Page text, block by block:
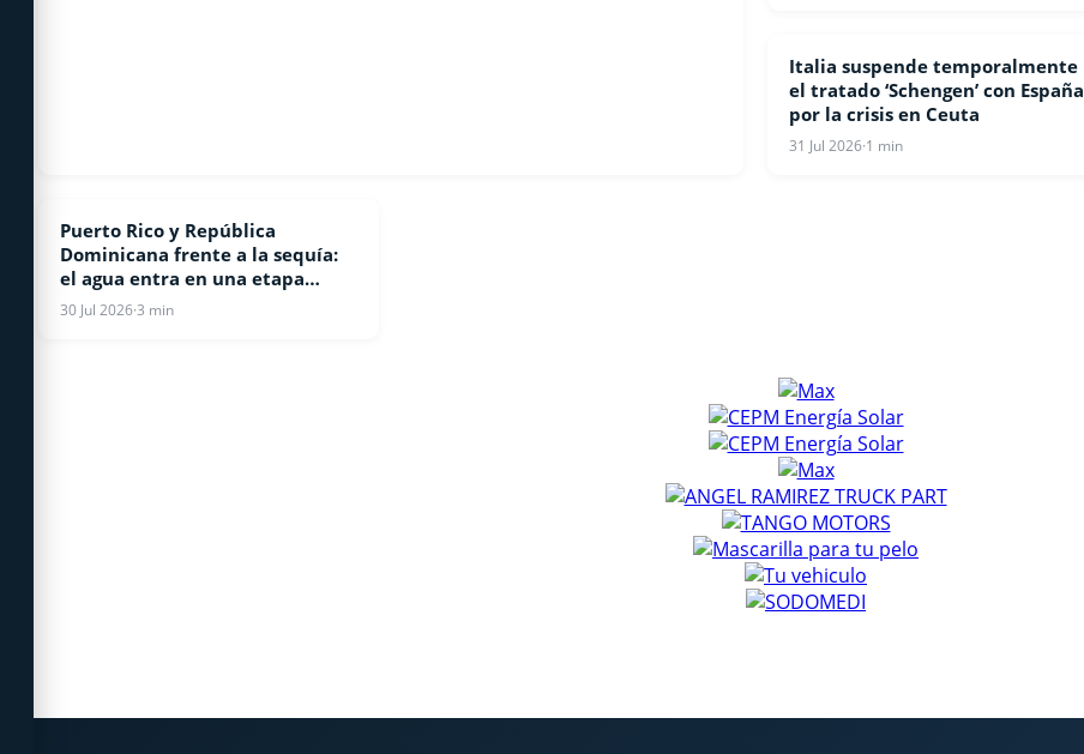
INTERNACIONALES
Italia suspende temporalmente
el tratado ‘Schengen’ con España
por la crisis en Ceuta
31 Jul 2026·1 min
INTERNACIONALES
Puerto Rico y República
Dominicana frente a la sequía:
el agua entra en una etapa
crítica y obliga a reforzar el
30 Jul 2026·3 min